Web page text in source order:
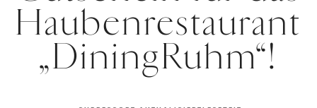
Haubenrestaurant
„DiningRuhm“!